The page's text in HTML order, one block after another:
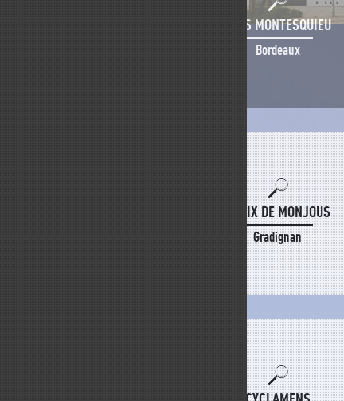
CLOS MONTESQUIEU
Bordeaux
CROIX DE MONJOUS
Gradignan